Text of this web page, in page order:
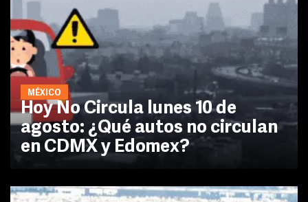
MÉXICO
Hoy No Circula lunes 10 de
agosto: ¿Qué autos no circulan
en CDMX y Edomex?